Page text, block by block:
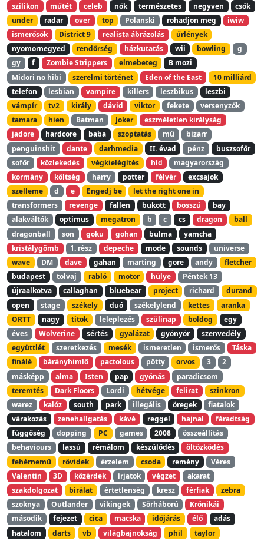
szilikon
műtét celeb nők természetes negyven
csók
under
radar over top Polanski rohadjon meg
iwiw
ismerősök
District 9 realista ábrázolás
űrlények
nyomornegyed
rendőrség házkutatás wii bowling
g
gy
f Zombie Strippers elmebeteg
B mozi
Midori no hibi
szerelmi történet Eden of the East
10 milliárd
telefon
lesbian vampire killers leszbikus
leszbi
vámpír
tv2 király dávid viktor fekete
versenyzők
tamara
hien Batman Joker
eszméletlen királyság
jadore
hardcore baba szoptatás mű
bizarr
penguinshit
dante darhmedia II. évad pénz
buszsofőr
sofőr
közlekedés végkielégítés híd
magyarország
kormány
költség harry potter félvér
excsajok
szelleme
d e Engedj be
let the right one in
transformers
revenge fallen bukott bosszú
bay
alakváltók
optimus megatron b c cs dragon
ball
dragonball
son goku gohan bulma
yamcha
kristálygömb
1. rész depeche mode sounds
universe
wave
DM dave gahan marting gore andy
fletcher
budapest
tolvaj rabló motor hülye
Péntek 13
újraalkotva
callaghan bluebear project richard
durand
open
stage székely duó székelylend kettes
aranka
ORTT
nagy titok leleplezés szülinap boldog
egy
éves
Wolverine sértés gyalázat gyönyör
szenvedély
együttlét
szeretkezés mesék ismeretlen ismerős
Táska
finálé
bárányhimlő pactolous pötty orvos 3
2
másképp
alma Isten pap gyónás
paradicsom
teremtés
Dark Floors Lordi hétvége felirat
szinkron
warez
kalóz south park illegális öregek
fiatalok
várakozás
zenehallgatás kávé reggel hajnal
fáradtság
függőség
dopping PC games 2008
összeállítás
behaviours
lassú rémálom készülődés
öltözködés
fehérnemű
rövidek érzelem csoda remény
Véres
Valentin
3D közérdek írjatok végzet
akarat
szakdolgozat
bírálat értetlenség kresz férfiak
zebra
szoknya
Outlander vikingek Sörháború
Krónikái
második
fejezet cica macska időjárás élő
adás
hatalom
darts vb világbajnokság phil
taylor